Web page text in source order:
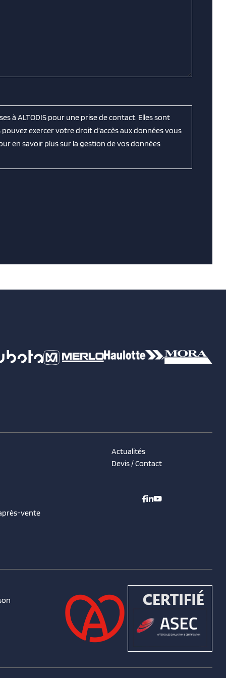
à ALTODIS pour une prise de contact. Elles sont
exercer votre droit d’accès aux données vous
en savoir plus sur la gestion de vos données
vente
Actualités
Devis / Contact